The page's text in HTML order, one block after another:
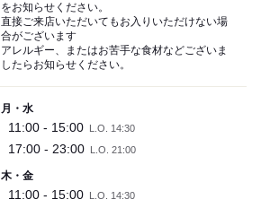
をお知らせください。
直接ご来店いただいてもお入りいただけない場
合がございます
アレルギー、またはお苦手な食材などございま
したらお知らせください。
月・水
11:00 - 15:00 L.O. 14:30
17:00 - 23:00 L.O. 21:00
木・金
11:00 - 15:00 L.O. 14:30